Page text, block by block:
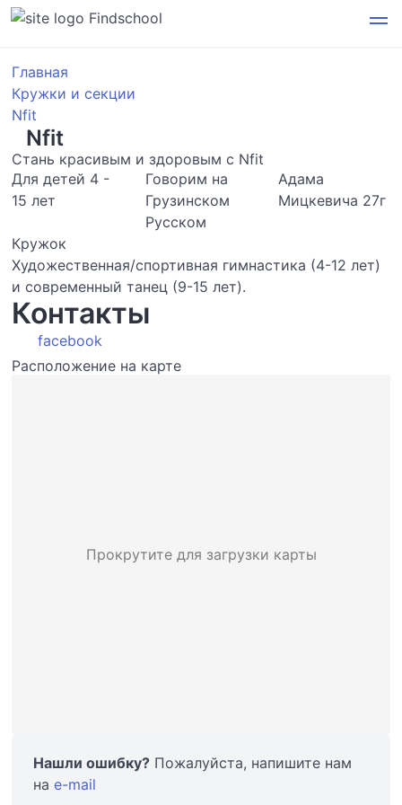
Findschool
Главная
Кружки и секции
Nfit
Nfit
Стань красивым и здоровым с Nfit
Для детей 4 -
15 лет
Кружок
Говорим на
Грузинском
Русском
Адама
Мицкевича 27г
Художественная/спортивная гимнастика (4-12 лет)
и современный танец (9-15 лет).
Контакты
facebook
Расположение на карте
Прокрутите для загрузки карты
Нашли ошибку? Пожалуйста, напишите нам
наe-mail